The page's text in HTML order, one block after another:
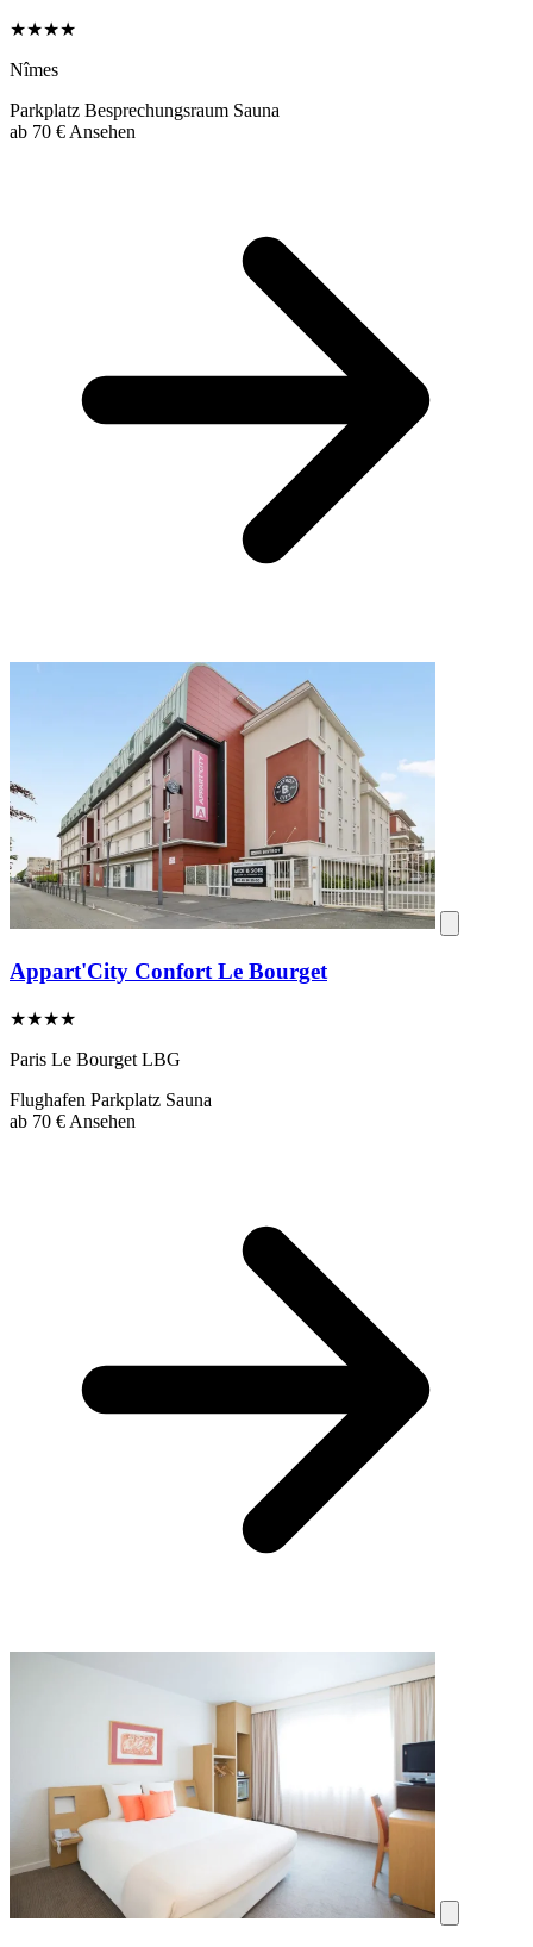
★★★★
Nîmes
Parkplatz Besprechungsraum Sauna
ab 70 € Ansehen
Appart'City Confort Le Bourget
★★★★
Paris Le Bourget LBG
Flughafen Parkplatz Sauna
ab 70 € Ansehen